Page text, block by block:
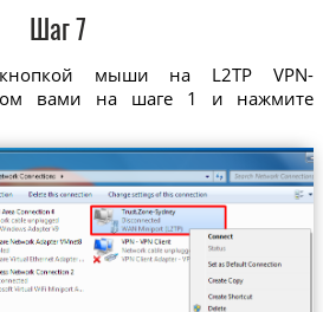
Шаг 7
мыши на L2TP VPN-
вами на шаге 1 и нажмите